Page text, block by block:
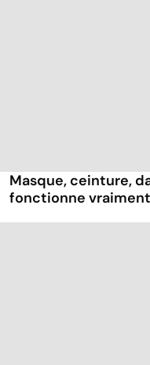
Masque, ceinture,
fonctionne